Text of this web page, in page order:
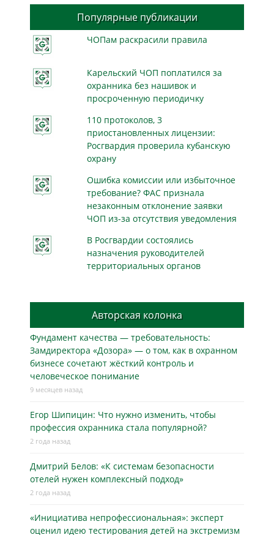
Популярные публикации
ЧОПам раскрасили правила
Карельский ЧОП поплатился за
охранника без нашивок и
просроченную периодичку
110 протоколов, 3
приостановленных лицензии:
Росгвардия проверила кубанскую
охрану
Ошибка комиссии или избыточное
требование? ФАС признала
незаконным отклонение заявки
ЧОП из-за отсутствия уведомления
В Росгвардии состоялись
назначения руководителей
территориальных органов
Авторская колонка
Фундамент качества — требовательность:
Замдиректора «Дозора» — о том, как в охранном
бизнесe сочетают жёсткий контроль и
человеческое понимание
9 месяцев назад
Егор Шипицин: Что нужно изменить, чтобы
профессия охранника стала популярной?
2 года назад
Дмитрий Белов: «К системам безопасности
отелей нужен комплексный подход»
2 года назад
«Инициатива непрофессиональная»: эксперт
оценил идею тестирования детей на экстремизм